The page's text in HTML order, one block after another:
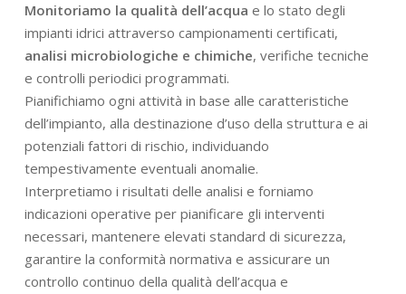
Monitoriamo la qualità dell’acqua e lo stato degli
impianti idrici attraverso campionamenti certificati,
analisi microbiologiche e chimiche, verifiche tecniche
e controlli periodici programmati.
Pianifichiamo ogni attività in base alle caratteristiche
dell’impianto, alla destinazione d’uso della struttura e ai
potenziali fattori di rischio, individuando
tempestivamente eventuali anomalie.
Interpretiamo i risultati delle analisi e forniamo
indicazioni operative per pianificare gli interventi
necessari, mantenere elevati standard di sicurezza,
garantire la conformità normativa e assicurare un
controllo continuo della qualità dell’acqua e